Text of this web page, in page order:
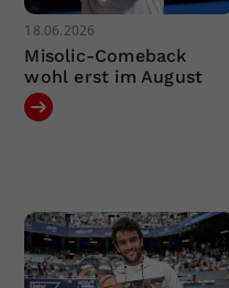
18.06.2026
Misolic-Comeback
wohl erst im August